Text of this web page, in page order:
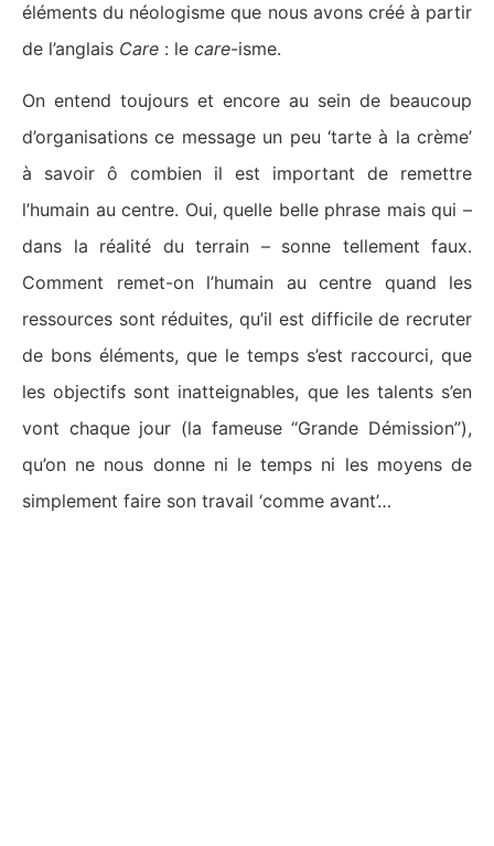
éléments du néologisme que nous avons créé à partir
de l’anglais Care : le care-isme.
On entend toujours et encore au sein de beaucoup
d’organisations ce message un peu ‘tarte à la crème’
à savoir ô combien il est important de remettre
l’humain au centre. Oui, quelle belle phrase mais qui –
dans la réalité du terrain – sonne tellement faux.
Comment remet-on l’humain au centre quand les
ressources sont réduites, qu’il est difficile de recruter
de bons éléments, que le temps s’est raccourci, que
les objectifs sont inatteignables, que les talents s’en
vont chaque jour (la fameuse “Grande Démission”),
qu’on ne nous donne ni le temps ni les moyens de
simplement faire son travail ‘comme avant’…